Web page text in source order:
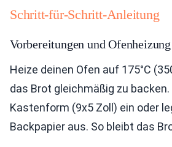
Schritt-für-Schritt-Anleitung
Vorbereitungen und Ofenheizung
Heize deinen Ofen auf 175°C
das Brot gleichmäßig zu
Kastenform (9x5 Zoll) ein oder
Backpapier aus. So bleibt das